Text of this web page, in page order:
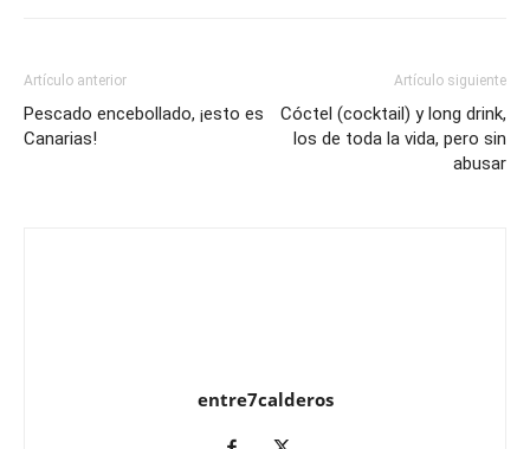
Artículo anterior
Pescado encebollado, ¡esto es
Canarias!
Artículo siguiente
Cóctel (cocktail) y long drink,
los de toda la vida, pero sin
abusar
entre7calderos